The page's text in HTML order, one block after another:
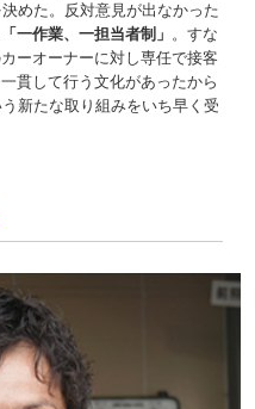
めた。反対意見が出なかった
「一作業、一担当者制」 。すな
ーオーナーに対し専任で接客
貫して行う文化があったから
新たな取り組みをいち早く受